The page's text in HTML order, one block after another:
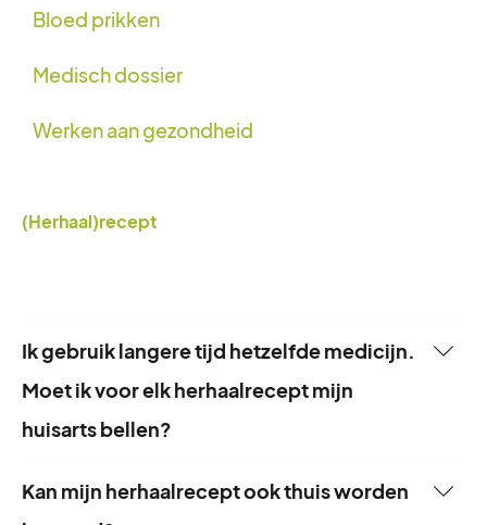
Bloed prikken
Medisch dossier
Werken aan gezondheid
(Herhaal)recept
Ik gebruik langere tijd hetzelfde medicijn.
Moet ik voor elk herhaalrecept mijn
huisarts bellen?
Als je langere tijd één of meer medicijnen
Kan mijn herhaalrecept ook thuis worden